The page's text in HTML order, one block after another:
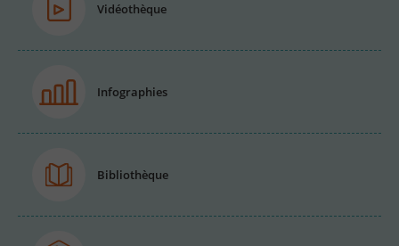
Vidéothèque
Infographies
Bibliothèque